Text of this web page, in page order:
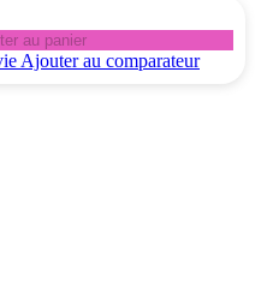
au panier
Ajouter au comparateur